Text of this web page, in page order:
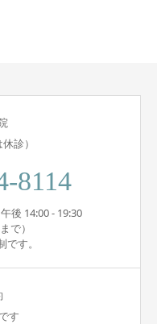
診）
8114
後 14:00 - 19:30
で）
す。
す